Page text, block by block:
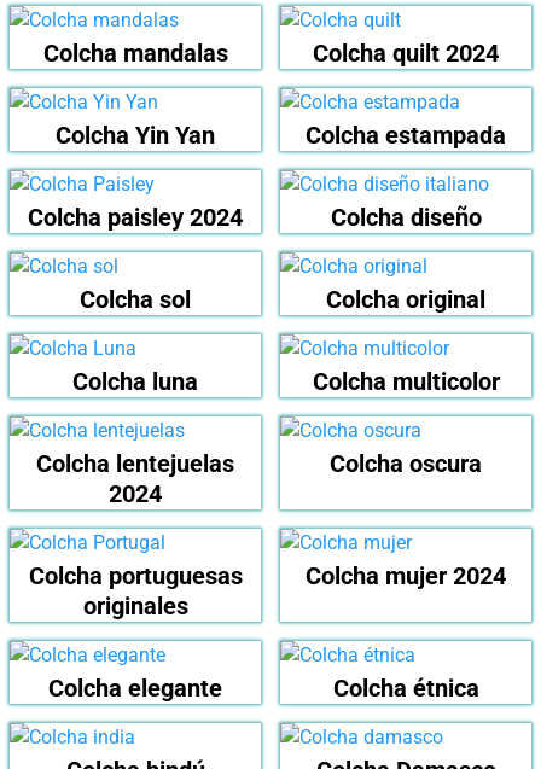
Colcha mandalas Colcha quilt 2024
Colcha Yin Yan Colcha estampada
Colcha paisley 2024 Colcha diseño
Colcha sol Colcha original
Colcha luna Colcha multicolor
Colcha lentejuelas
2024
Colcha oscura
Colcha portuguesas
originales
Colcha mujer 2024
Colcha elegante Colcha étnica